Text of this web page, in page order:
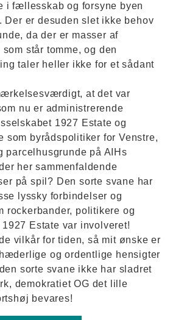
i fællesskab og forsyne byen
Der er desuden slet ikke behov
da der er masser af
står tomme, og den
taler heller ikke for et sådant
at det var
nu er administrerende
1927 Estate og
som byrådspolitiker for Venstre,
parcelhusgrunde på AIHs
her sammenfaldende
på spil? Den sorte svane har
lyssky forbindelser og
rockerbander, politikere og
Estate var involveret!
vilkår for tiden, så mit ønske er
og ordentlige hensigter
sorte svane ikke har sladret
demokratiet OG det lille
bevares!